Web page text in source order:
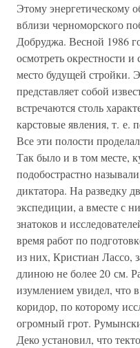
Этому энергетическому
вблизи черноморского
Добруджа. Весной 1986
осмотреть окрестности и
место будущей стройки.
представляет собой
встречаются столь
карстовые явления, т. е.
Все эти полости
Так было и в том месте,
подобострастно
диктатора. На разведку
экспедиции, а вместе с
знатоков и
время работ по
из них, Кристиан Лассо,
длиною не более 20 см.
изумлением увидел, что
коридор, по которому
огромный грот.
Деко установил, что